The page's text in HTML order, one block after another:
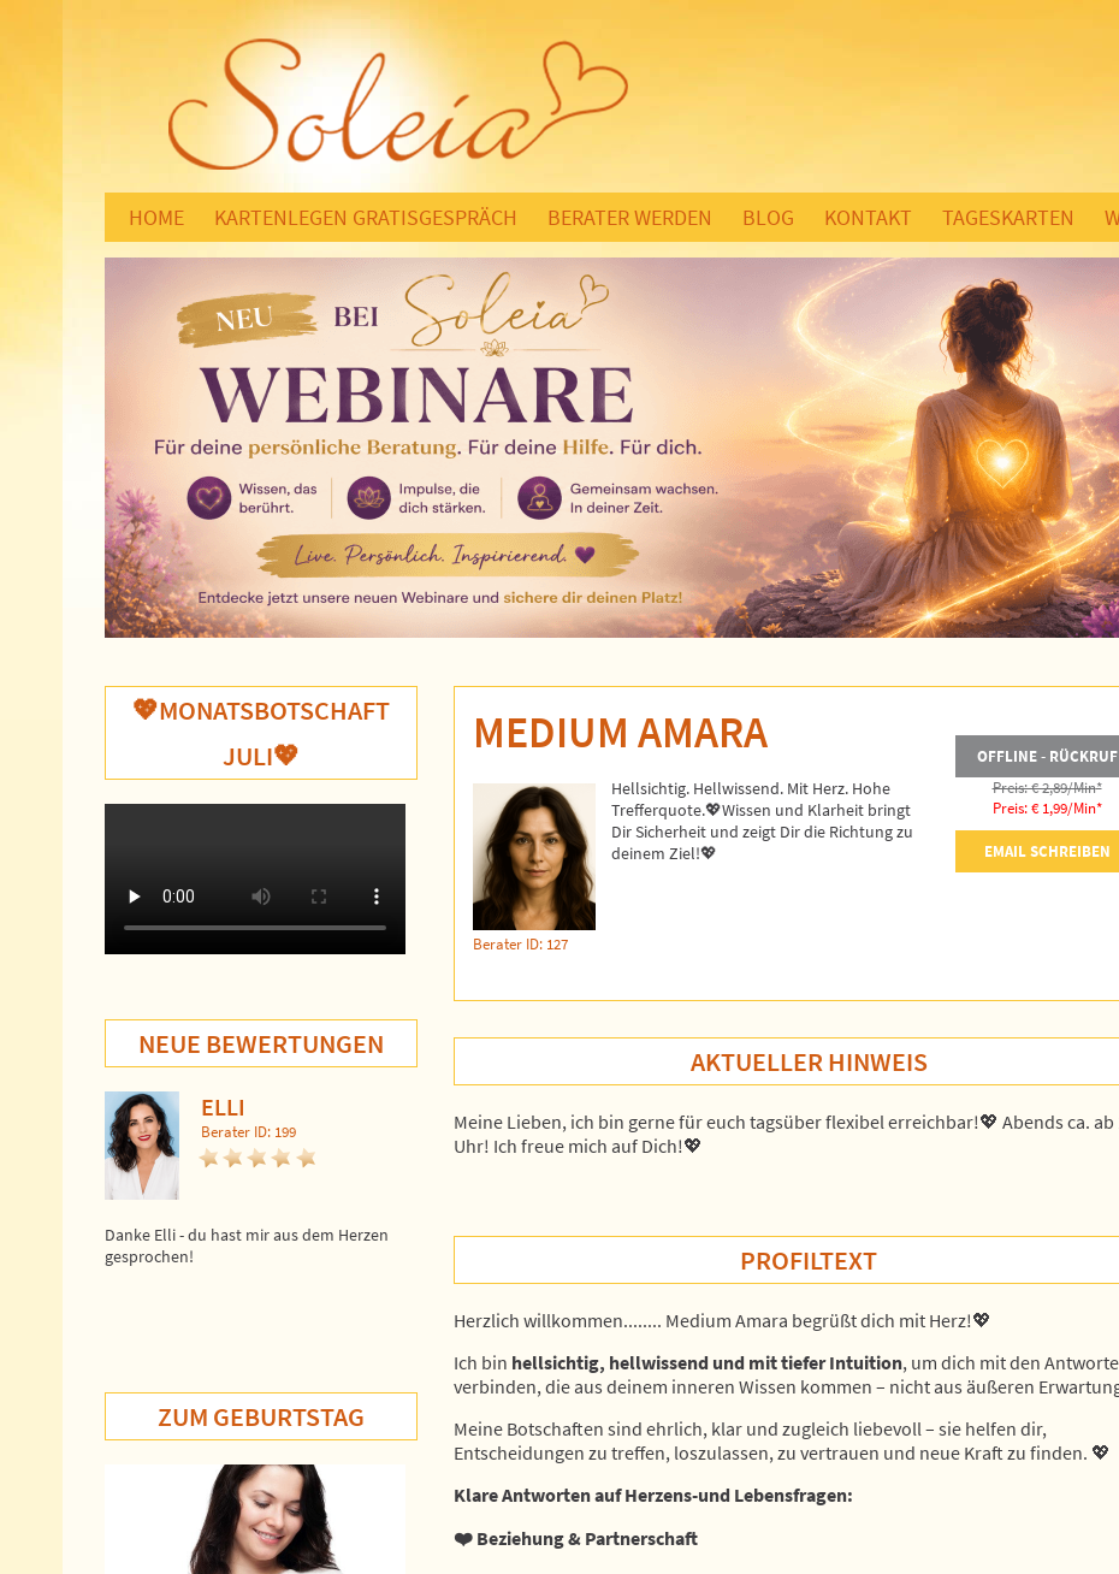
HOME KARTENLEGEN GRATISGESPRÄCH BERATER WERDEN BLOG KONTAKT TAGESKARTEN
💖MONATSBOTSCHAFT
JULI💖
NEUE BEWERTUNGEN
ELLI
Berater ID: 199
Danke Elli - du hast mir aus dem Herzen
gesprochen!
SOLEIA
Berater ID: 222
WOW, also da fliegt einem echt das Blech
DANKE
SOLEIA
Berater ID: 222
Du bist und bleibst die BESTE. So viele
Jahre begleitest du mich und ich hole mir
regelmäßig dein liebevolles "Kopfwaschen"
Unser
ZUM GEBURTSTAG
MEDIUM AMARA
Hellsichtig. Hellwissend. Mit Herz. Hohe
Trefferquote.💖Wissen und Klarheit bringt
Dir Sicherheit und zeigt Dir die Richtung zu
deinem Ziel!💖
Berater ID: 127
OFFLINE - RÜCKRUF
Preis: € 2,89/Min*
Preis: € 1,99/Min*
EMAIL SCHREIBEN
AKTUELLER HINWEIS
Meine Lieben, ich bin gerne für euch tagsüber flexibel erreichbar!💖 Abends ca. ab
Uhr! Ich freue mich auf Dich!💖
PROFILTEXT
Herzlich willkommen........ Medium Amara begrüßt dich mit Herz!💖
Ich bin hellsichtig, hellwissend und mit tiefer Intuition, um dich mit den
verbinden, die aus deinem inneren Wissen kommen – nicht aus äußeren
Meine Botschaften sind ehrlich, klar und zugleich liebevoll – sie helfen dir,
Entscheidungen zu treffen, loszulassen, zu vertrauen und neue Kraft zu finden. 💖
Klare Antworten auf Herzens-und Lebensfragen:
❤ Beziehung & Partnerschaft